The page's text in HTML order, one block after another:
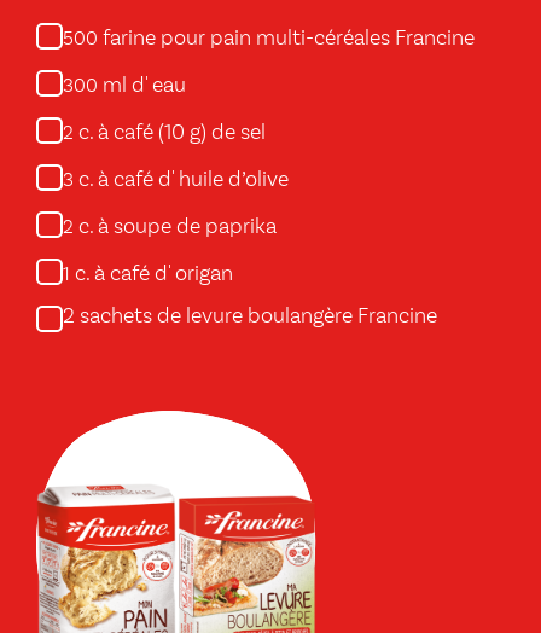
500 farine pour pain multi-céréales Francine
300 ml d' eau
2 c. à café (10 g) de sel
3 c. à café d' huile d’olive
2 c. à soupe de paprika
1 c. à café d' origan
2 sachets de levure boulangère Francine